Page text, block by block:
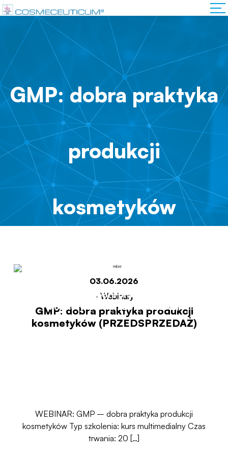
GMP: dobra praktyka
produkcji
kosmetyków
(PRZEDSPRZEDAŻ)
GMP: dobra praktyka produkcji
kosmetyków (PRZEDSPRZEDAŻ)
03.06.2026
- Webinary
GMP: dobra praktyka produkcji
kosmetyków (PRZEDSPRZEDAŻ)
WEBINAR: GMP – dobra praktyka produkcji
kosmetyków Typ szkolenia: kurs multimedialny Czas
trwania: 20 […]